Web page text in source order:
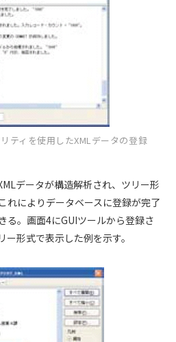
ティを使用したXMLデータの登録
データが構造解析され、ツリー形
れによりデータベースに登録が完了
る。画面4にGUIツールから登録さ
形式で表示した例を示す。